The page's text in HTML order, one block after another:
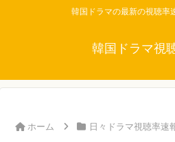
韓国ドラマの最新の視聴率
韓国ドラマ視
ホーム 日々ドラマ視聴率速